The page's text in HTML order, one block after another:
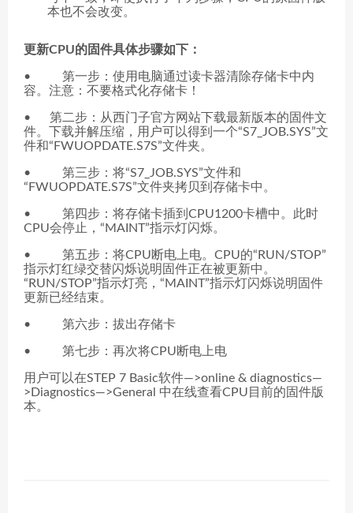
本也不会改变。
更新CPU的固件具体步骤如下：
• 第一步：使用电脑通过读卡器清除存储卡中内
容。注意：不要格式化存储卡！
• 第二步：从西门子官方网站下载最新版本的固件文
件。下载并解压缩，用户可以得到一个“S7_JOB.SYS”文
件和“FWUOPDATE.S7S”文件夹。
• 第三步：将“S7_JOB.SYS”文件和
“FWUOPDATE.S7S”文件夹拷贝到存储卡中。
• 第四步：将存储卡插到CPU1200卡槽中。此时
CPU会停止，“MAINT”指示灯闪烁。
• 第五步：将CPU断电上电。CPU的“RUN/STOP”
指示灯红绿交替闪烁说明固件正在被更新中。
“RUN/STOP”指示灯亮，“MAINT”指示灯闪烁说明固件
更新已经结束。
• 第六步：拔出存储卡
• 第七步：再次将CPU断电上电
用户可以在STEP 7 Basic软件—>online & diagnostics—
>Diagnostics—>General 中在线查看CPU目前的固件版
本。